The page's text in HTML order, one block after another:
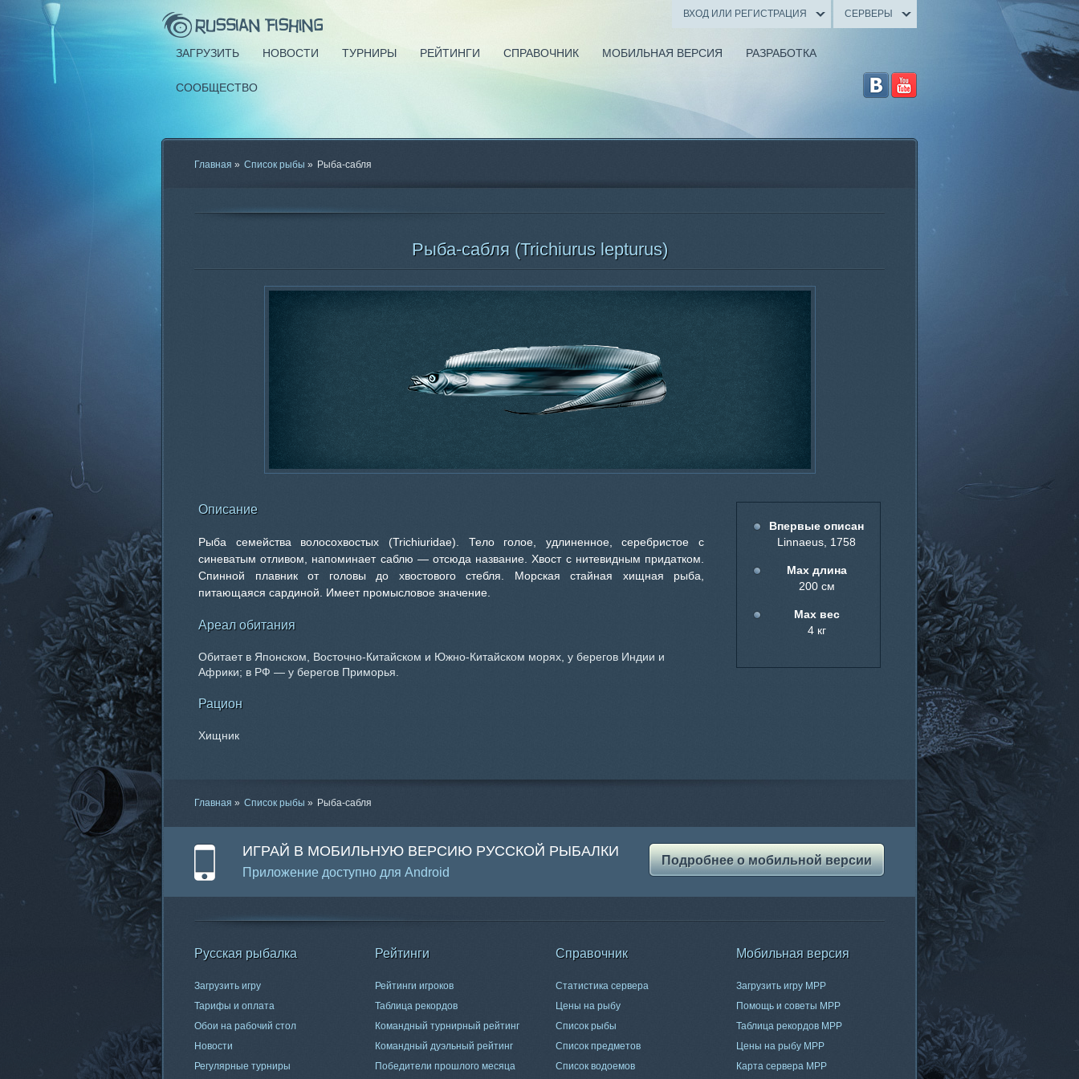
СЕРВЕРЫ
ВХОД ИЛИ РЕГИСТРАЦИЯ
ЗАГРУЗИТЬ НОВОСТИ ТУРНИРЫ РЕЙТИНГИ СПРАВОЧНИК МОБИЛЬНАЯ ВЕРСИЯ РАЗРАБОТКА
СООБЩЕСТВО
Главная » Список рыбы » Рыба-сабля
Рыба-сабля (Trichiurus lepturus)
Впервые описан
Linnaeus, 1758
Мах длина
200 см
Мах вес
4 кг
Описание
Рыба семейства волосохвостых (Trichiuridae). Тело голое, удлиненное, серебристое с
синеватым отливом, напоминает саблю — отсюда название. Хвост с нитевидным придатком.
Спинной плавник от головы до хвостового стебля. Морская стайная хищная рыба,
питающаяся сардиной. Имеет промысловое значение.
Ареал обитания
Обитает в Японском, Восточно-Китайском и Южно-Китайском морях, у берегов Индии и
Африки; в РФ — у берегов Приморья.
Рацион
Хищник
Главная » Список рыбы » Рыба-сабля
ИГРАЙ В МОБИЛЬНУЮ ВЕРСИЮ РУССКОЙ РЫБАЛКИ
Приложение доступно для Android
Подробнее о мобильной версии
Русская рыбалка
Загрузить игру
Тарифы и оплата
Обои на рабочий стол
Новости
Регулярные турниры
Рейтинги
Рейтинги игроков
Таблица рекордов
Командный турнирный рейтинг
Командный дуэльный рейтинг
Победители прошлого месяца
Справочник
Статистика сервера
Цены на рыбу
Список рыбы
Список предметов
Список водоемов
Мобильная версия
Загрузить игру МРР
Помощь и советы МРР
Таблица рекордов МРР
Цены на рыбу МРР
Карта сервера МРР